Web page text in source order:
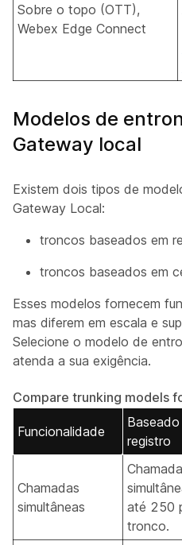
Sobre o topo (OTT),
Webex Edge Connect
Modelos de
Gateway local
Existem dois tipos de
Gateway Local:
troncos baseados em
troncos baseados em
Esses modelos fornecem
mas diferem em escala e
Selecione o modelo de
atenda a sua exigência.
Compare trunking models
Funcionalidade
Baseado
registro
Chamadas
simultâneas
até 250
tronco.